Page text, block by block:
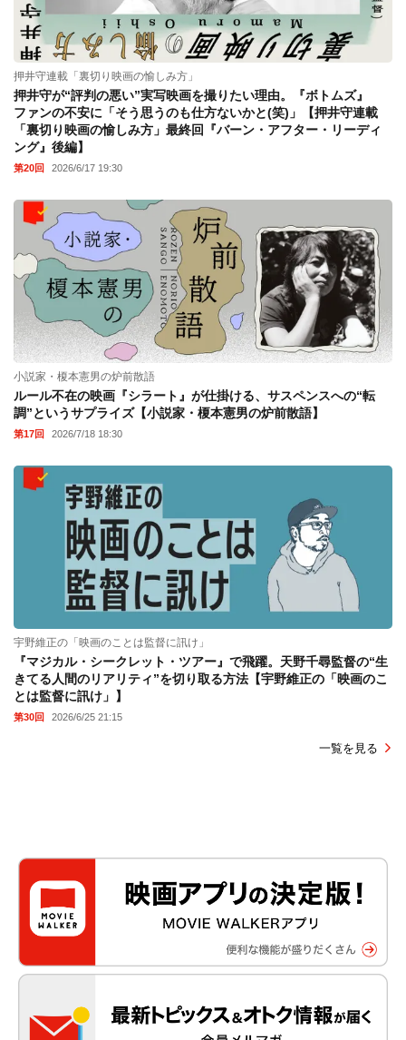
押井守連載「裏切り映画の愉しみ方」
押井守が“評判の悪い”実写映画を撮りたい理由。『ボトムズ』
ファンの不安に「そう思うのも仕方ないかと(笑)」【押井守連載
「裏切り映画の愉しみ方」最終回『バーン・アフター・リーディ
ング』後編】
第20回 2026/6/17 19:30
小説家・榎本憲男の炉前散語
ルール不在の映画『シラート』が仕掛ける、サスペンスへの“転
調”というサプライズ【小説家・榎本憲男の炉前散語】
第17回 2026/7/18 18:30
宇野維正の「映画のことは監督に訊け」
『マジカル・シークレット・ツアー』で飛躍。天野千尋監督の“生
きてる人間のリアリティ”を切り取る方法【宇野維正の「映画のこ
とは監督に訊け」】
第30回 2026/6/25 21:15
一覧を見る